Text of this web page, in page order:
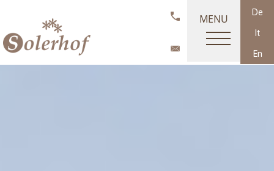
MENU
De
It
En